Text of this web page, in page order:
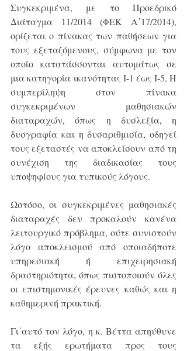
Συγκεκριμένα, με το Προεδρικό
Διάταγμα 11/2014 (ΦΕΚ Α΄17/2014),
ορίζεται ο πίνακας των παθήσεων για
τους εξεταζόμενους, σύμφωνα με τον
οποίο κατατάσσονται αυτομάτως σε
μια κατηγορία ικανότητας Ι-1 έως Ι-5. Η
συμπερίληψη στον πίνακα
συγκεκριμένων μαθησιακών
διαταραχών, όπως η δυσλεξία, η
δυσγραφία και η δυσαριθμισία, οδηγεί
τους εξεταστές να αποκλείσουν από τη
συνέχιση της διαδικασίας τους
υποψηφίους για τυπικούς λόγους.
Ωστόσο, οι συγκεκριμένες μαθησιακές
διαταραχές δεν προκαλούν κανένα
λειτουργικό πρόβλημα, ούτε συνιστούν
λόγο αποκλεισμού από οποιαδήποτε
υπηρεσιακή ή επιχειρησιακή
δραστηριότητα, όπως πιστοποιούν όλες
οι επιστημονικές έρευνες καθώς και η
καθημερινή πρακτική.
Γι΄αυτό τον λόγο, η κ. Βέττα απηύθυνε
τα εξής ερωτήματα προς τους